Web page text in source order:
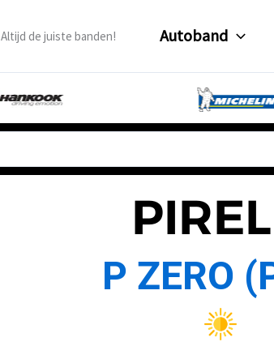
Altijd de juiste banden! Autoband
P ZERO